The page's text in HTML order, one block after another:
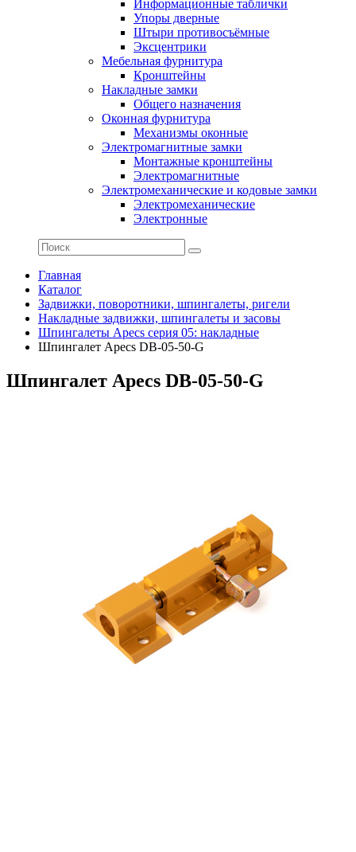
Информационные таблички
Упоры дверные
Штыри противосъёмные
Эксцентрики
Мебельная фурнитура
Кронштейны
Накладные замки
Общего назначения
Оконная фурнитура
Механизмы оконные
Электромагнитные замки
Монтажные кронштейны
Электромагнитные
Электромеханические и кодовые замки
Электромеханические
Электронные
Главная
Каталог
Задвижки, поворотники, шпингалеты, ригели
Накладные задвижки, шпингалеты и засовы
Шпингалеты Apecs серия 05: накладные
Шпингалет Apecs DB-05-50-G
Шпингалет Apecs DB-05-50-G